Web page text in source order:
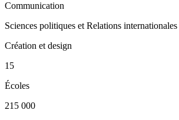
Communication
Sciences politiques et Relations internationales
Création et design
15
Écoles
215 000